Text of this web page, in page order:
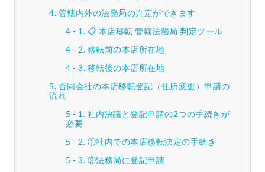
管轄内外の法務局の判定ができます
📋 本店移転 管轄法務局 判定ツール
移転前の本店所在地
移転後の本店所在地
合同会社の本店移転登記（住所変更）申請の
流れ
社内決議と登記申請の2つの手続きが
必要
①社内での本店移転決定の手続き
②法務局に登記申請